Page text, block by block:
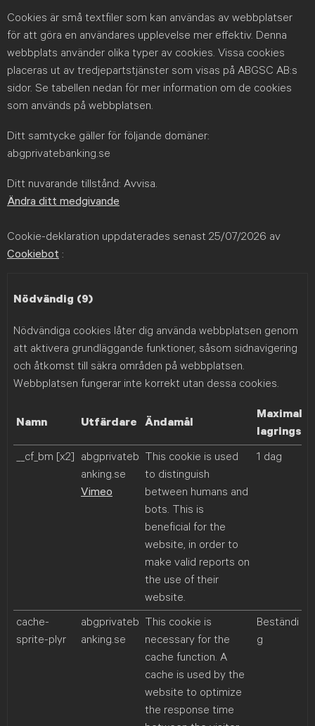
Cookies är små textfiler som kan användas av webbplatser
för att göra en användares upplevelse mer effektiv. Denna
webbplats använder olika typer av cookies. Vissa cookies
placeras ut av tredjepartstjänster som visas på ABGSC AB:s
sidor. Se tabellen nedan för mer information om de cookies
som används på webbplatsen.
Ditt samtycke gäller för följande domäner:
abgprivatebanking.se
Ditt nuvarande tillstånd: Avvisa.
Ändra ditt medgivande
Cookie-deklaration uppdaterades senast 25/07/2026 av
Cookiebot :
Nödvändig (9)
Nödvändiga cookies låter dig använda webbplatsen genom
att aktivera grundläggande funktioner, såsom sidnavigering
och åtkomst till säkra områden på webbplatsen.
Webbplatsen fungerar inte korrekt utan dessa cookies.
Namn Utfärdare Ändamål
Maximal
__cf_bm [x2] abgprivateb
anking.se
Vimeo
This cookie is used
to distinguish
between humans and
bots. This is
beneficial for the
website, in order to
make valid reports on
the use of their
website.
1 dag
cache-
sprite-plyr
abgprivateb
anking.se
This cookie is
necessary for the
cache function. A
cache is used by the
website to optimize
the response time
Beständi
g